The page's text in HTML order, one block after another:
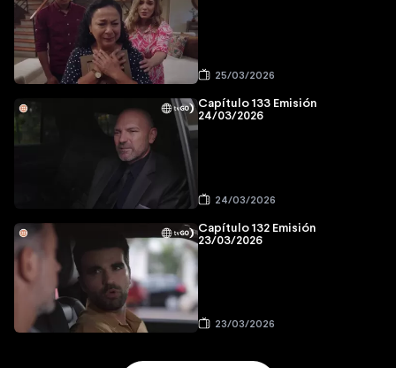
25/03/2026
Capítulo 133 Emisión
24/03/2026
24/03/2026
Capítulo 132 Emisión
23/03/2026
23/03/2026